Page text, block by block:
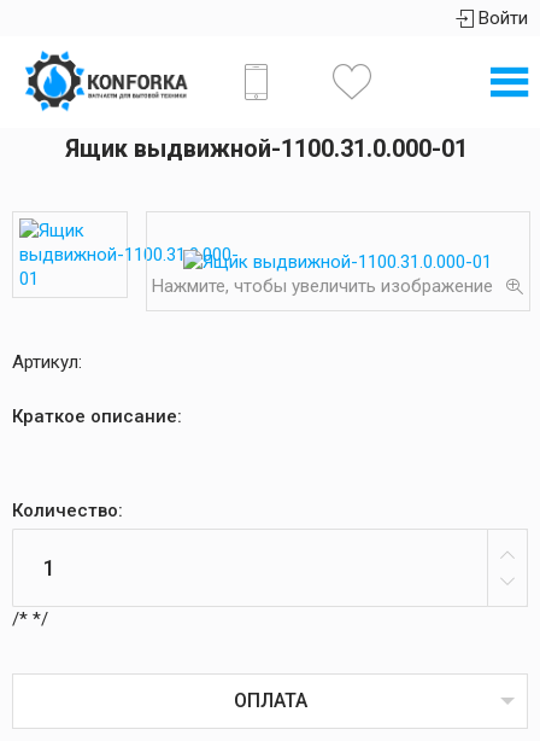
Войти
Ящик выдвижной-1100.31.0.000-01
Нажмите, чтобы увеличить изображение
Артикул:
Краткое описание:
Количество:
/* */
ОПЛАТА